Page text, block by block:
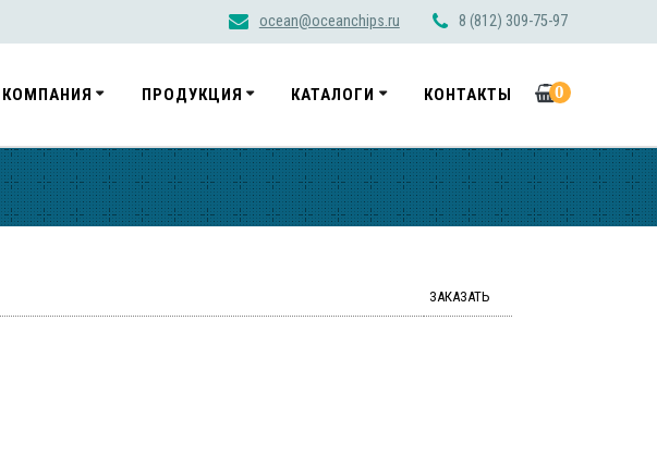
ocean@oceanchips.ru 8 (812) 309-75-97
КОМПАНИЯ ПРОДУКЦИЯ КАТАЛОГИ КОНТАКТЫ 0
ЗАКАЗАТЬ